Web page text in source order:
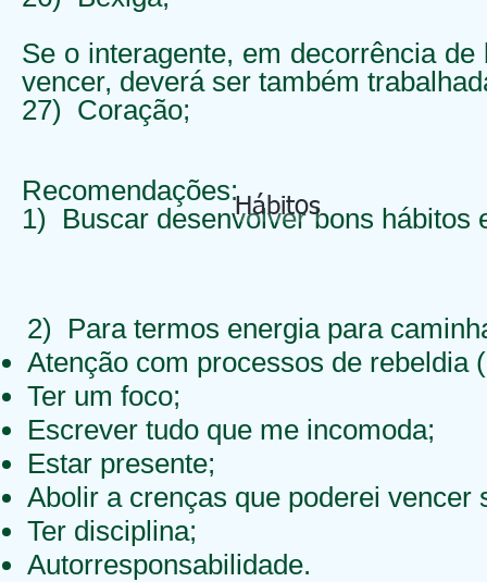
Se o interagente, em decorrência
vencer, deverá ser também
27) Coração;
Recomendações:
1) Buscar desenvolver bons hábitos
Hábitos
2) Para termos energia para
Atenção com processos de rebeldia
Ter um foco;
Escrever tudo que me incomoda;
Estar presente;
Abolir a crenças que poderei vencer
Ter disciplina;
Autorresponsabilidade.